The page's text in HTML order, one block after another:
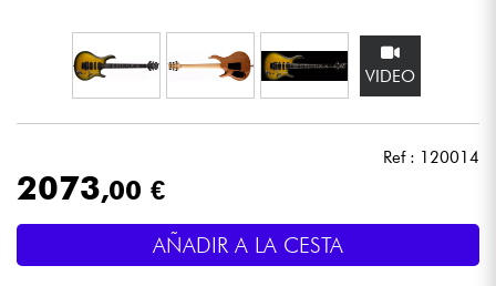
Micros
Luces
VIDEO
Ref : 120014
2073,00 €
AÑADIR A LA CESTA